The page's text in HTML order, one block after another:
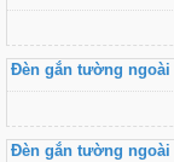
Đèn gắn tường ngoài
Đèn gắn tường ngoài